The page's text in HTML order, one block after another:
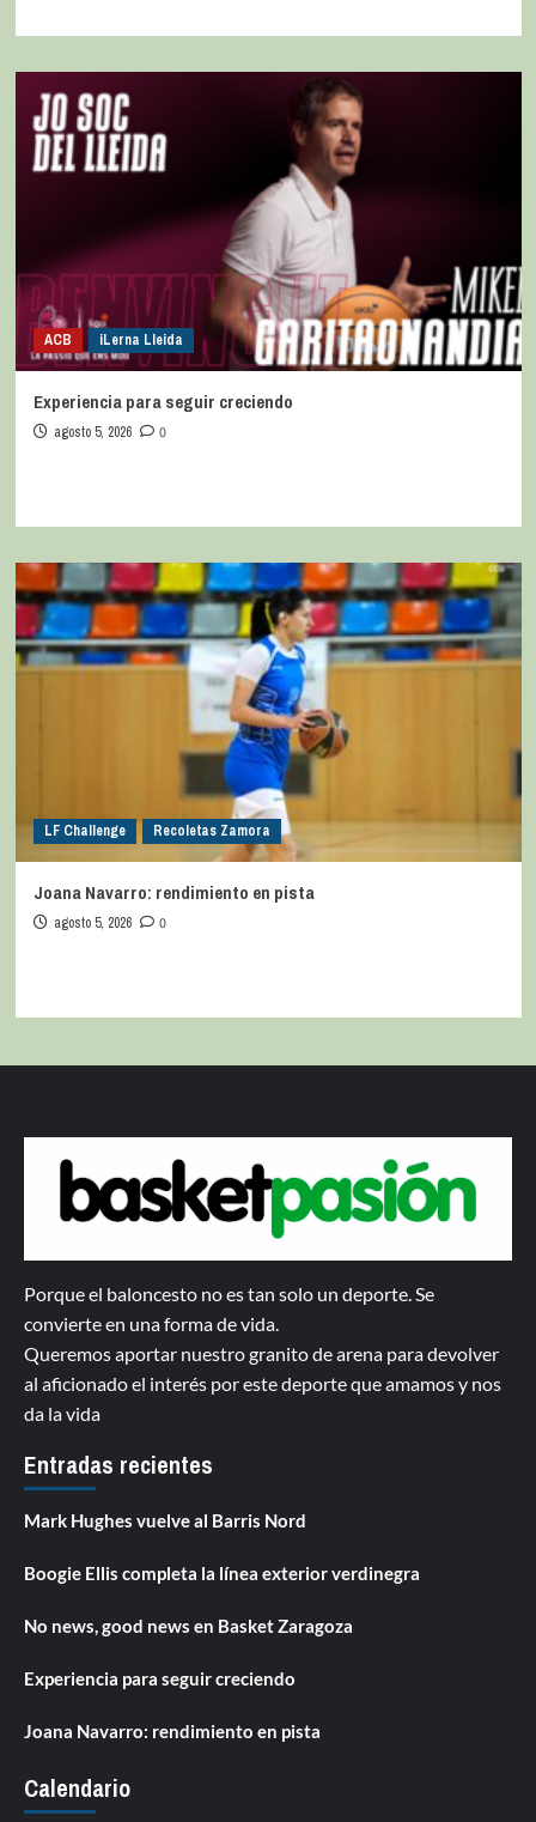
ACB iLerna Lleida
Experiencia para seguir creciendo
agosto 5, 2026 0
LF Challenge Recoletas Zamora
Joana Navarro: rendimiento en pista
agosto 5, 2026 0
Porque el baloncesto no es tan solo un deporte. Se
convierte en una forma de vida.
Queremos aportar nuestro granito de arena para devolver
al aficionado el interés por este deporte que amamos y nos
da la vida
Entradas recientes
Mark Hughes vuelve al Barris Nord
Boogie Ellis completa la línea exterior verdinegra
No news, good news en Basket Zaragoza
Experiencia para seguir creciendo
Joana Navarro: rendimiento en pista
Calendario